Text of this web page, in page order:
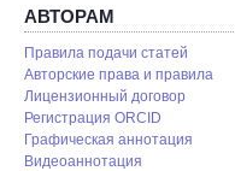
АВТОРАМ
Правила подачи статей
Авторские права и правила
Лицензионный договор
Регистрация ORCID
Графическая аннотация
Видеоаннотация